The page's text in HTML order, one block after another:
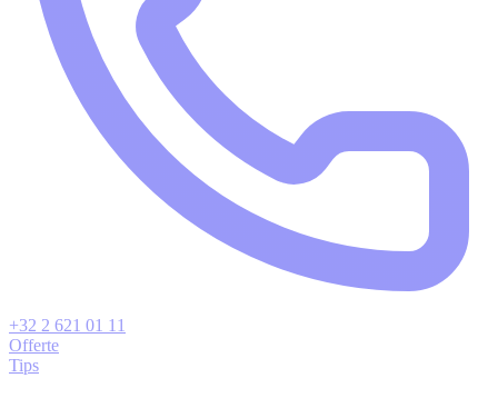
+32 2 621 01 11
Offerte
Tips